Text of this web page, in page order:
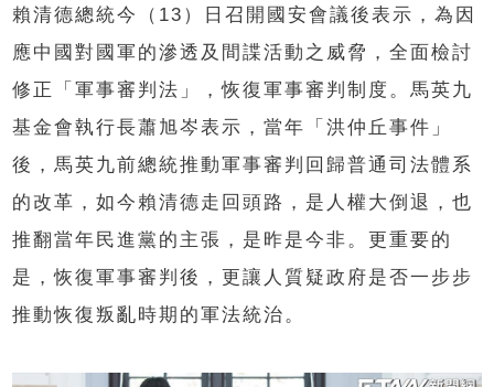
賴清德總統今（13）日召開國安會議後表示，為因
應中國對國軍的滲透及間諜活動之威脅，全面檢討
修正「軍事審判法」，恢復軍事審判制度。馬英九
基金會執行長蕭旭岑表示，當年「洪仲丘事件」
後，馬英九前總統推動軍事審判回歸普通司法體系
的改革，如今賴清德走回頭路，是人權大倒退，也
推翻當年民進黨的主張，是昨是今非。更重要的
是，恢復軍事審判後，更讓人質疑政府是否一步步
推動恢復叛亂時期的軍法統治。